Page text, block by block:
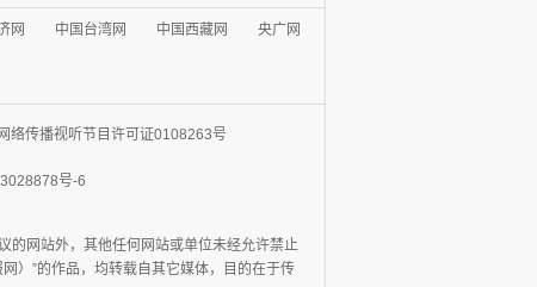
网 中国台湾网 中国西藏网 央广网
络传播视听节目许可证0108263号
号-6
的网站外，其他任何网站或单位未经允许禁止
）”的作品，均转载自其它媒体，目的在于传